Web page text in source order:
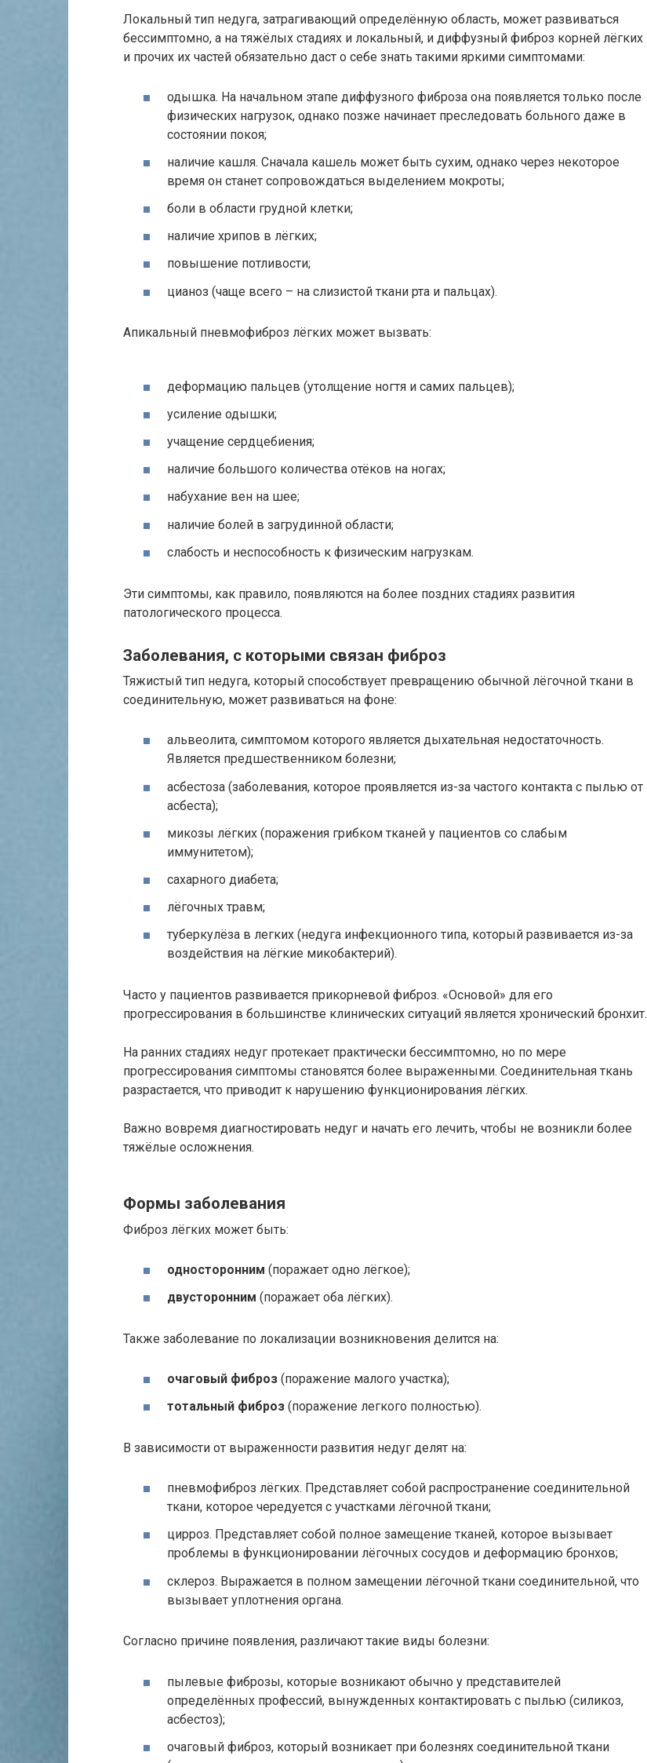
Локальный тип недуга, затрагивающий определённую область, может развиваться
бессимптомно, а на тяжёлых стадиях и локальный, и диффузный фиброз корней лёгких
и прочих их частей обязательно даст о себе знать такими яркими симптомами:
одышка. На начальном этапе диффузного фиброза она появляется только после
физических нагрузок, однако позже начинает преследовать больного даже в
состоянии покоя;
наличие кашля. Сначала кашель может быть сухим, однако через некоторое
время он станет сопровождаться выделением мокроты;
боли в области грудной клетки;
наличие хрипов в лёгких;
повышение потливости;
цианоз (чаще всего – на слизистой ткани рта и пальцах).
Апикальный пневмофиброз лёгких может вызвать:
деформацию пальцев (утолщение ногтя и самих пальцев);
усиление одышки;
учащение сердцебиения;
наличие большого количества отёков на ногах;
набухание вен на шее;
наличие болей в загрудинной области;
слабость и неспособность к физическим нагрузкам.
Эти симптомы, как правило, появляются на более поздних стадиях развития
патологического процесса.
Заболевания, с которыми связан фиброз
Тяжистый тип недуга, который способствует превращению обычной лёгочной ткани в
соединительную, может развиваться на фоне:
альвеолита, симптомом которого является дыхательная недостаточность.
Является предшественником болезни;
асбестоза (заболевания, которое проявляется из-за частого контакта с пылью от
асбеста);
микозы лёгких (поражения грибком тканей у пациентов со слабым
иммунитетом);
сахарного диабета;
лёгочных травм;
туберкулёза в легких (недуга инфекционного типа, который развивается из-за
воздействия на лёгкие микобактерий).
Часто у пациентов развивается прикорневой фиброз. «Основой» для его
прогрессирования в большинстве клинических ситуаций является хронический бронхит.
На ранних стадиях недуг протекает практически бессимптомно, но по мере
прогрессирования симптомы становятся более выраженными. Соединительная ткань
разрастается, что приводит к нарушению функционирования лёгких.
Важно вовремя диагностировать недуг и начать его лечить, чтобы не возникли более
тяжёлые осложнения.
Формы заболевания
Фиброз лёгких может быть:
односторонним (поражает одно лёгкое);
двусторонним (поражает оба лёгких).
Также заболевание по локализации возникновения делится на:
очаговый фиброз (поражение малого участка);
тотальный фиброз (поражение легкого полностью).
В зависимости от выраженности развития недуг делят на:
пневмофиброз лёгких. Представляет собой распространение соединительной
ткани, которое чередуется с участками лёгочной ткани;
цирроз. Представляет собой полное замещение тканей, которое вызывает
проблемы в функционировании лёгочных сосудов и деформацию бронхов;
склероз. Выражается в полном замещении лёгочной ткани соединительной, что
вызывает уплотнения органа.
Согласно причине появления, различают такие виды болезни:
пылевые фиброзы, которые возникают обычно у представителей
определённых профессий, вынужденных контактировать с пылью (силикоз,
асбестоз);
очаговый фиброз, который возникает при болезнях соединительной ткани